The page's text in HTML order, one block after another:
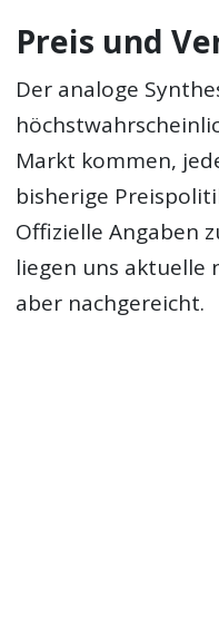
Preis und
Der analoge
Markt kommen,
bisherige
Offizielle Angaben
liegen uns aktuelle
aber nachgereicht.